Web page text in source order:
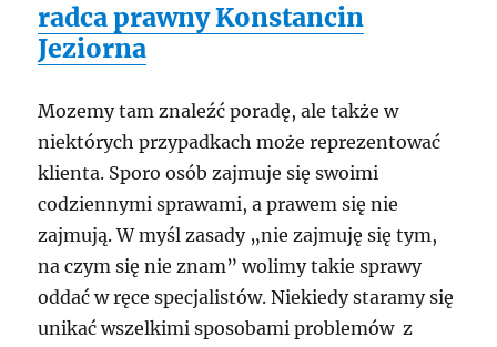
radca prawny Konstancin
Jeziorna
Mozemy tam znaleźć poradę, ale także w
niektórych przypadkach może reprezentować
klienta. Sporo osób zajmuje się swoimi
codziennymi sprawami, a prawem się nie
zajmują. W myśl zasady „nie zajmuję się tym,
na czym się nie znam” wolimy takie sprawy
oddać w ręce specjalistów. Niekiedy staramy się
unikać wszelkimi sposobami problemów z